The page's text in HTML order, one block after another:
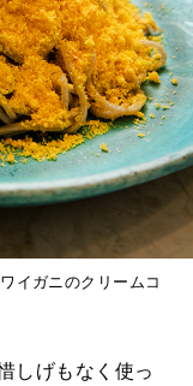
イガニのクリームコ
しげもなく使っ